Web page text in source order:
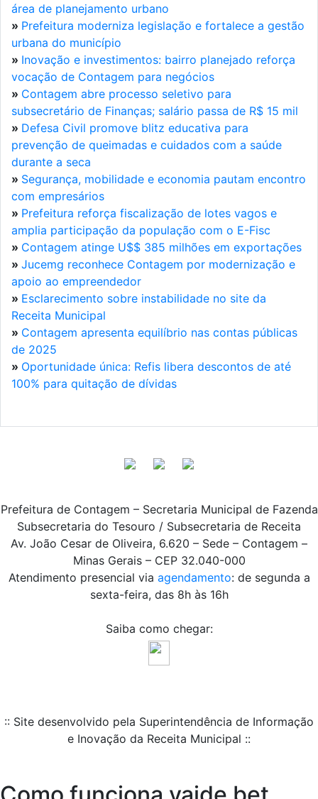
área de planejamento urbano
» Prefeitura moderniza legislação e fortalece a gestão
urbana do município
» Inovação e investimentos: bairro planejado reforça
vocação de Contagem para negócios
» Contagem abre processo seletivo para
subsecretário de Finanças; salário passa de R$ 15 mil
» Defesa Civil promove blitz educativa para
prevenção de queimadas e cuidados com a saúde
durante a seca
» Segurança, mobilidade e economia pautam encontro
com empresários
» Prefeitura reforça fiscalização de lotes vagos e
amplia participação da população com o E-Fisc
» Contagem atinge U$$ 385 milhões em exportações
» Jucemg reconhece Contagem por modernização e
apoio ao empreendedor
» Esclarecimento sobre instabilidade no site da
Receita Municipal
» Contagem apresenta equilíbrio nas contas públicas
de 2025
» Oportunidade única: Refis libera descontos de até
100% para quitação de dívidas
Prefeitura de Contagem – Secretaria Municipal de Fazenda
Subsecretaria do Tesouro / Subsecretaria de Receita
Av. João Cesar de Oliveira, 6.620 – Sede – Contagem –
Minas Gerais – CEP 32.040-000
Atendimento presencial via agendamento: de segunda a
sexta-feira, das 8h às 16h
Saiba como chegar:
:: Site desenvolvido pela Superintendência de Informação
e Inovação da Receita Municipal ::